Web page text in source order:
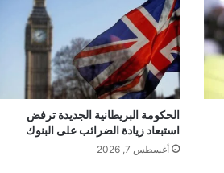
ر
ب
و
ل
ا
ل
الحكومة البريطانية الجديدة ترفض
استبعاد زيادة الضرائب على البنوك
أغسطس 7, 2026